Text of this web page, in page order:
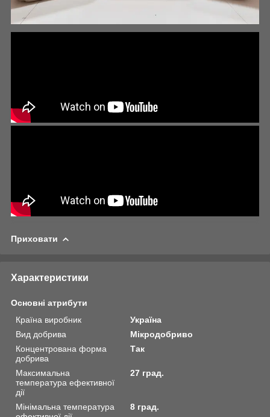
Приховати
Характеристики
Основні атрибути
Країна виробник
Україна
Вид добрива
Мікродобриво
Концентрована форма
добрива
Так
Максимальна
температура ефективної
дії
27 град.
Мінімальна температура
8 град.